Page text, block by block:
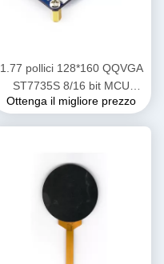
1.77 pollici 128*160 QQVGA
ST7735S 8/16 bit MCU
Interface TFT LCD Screen
Ottenga il migliore prezzo